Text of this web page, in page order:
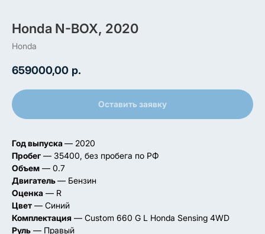
Honda N-BOX, 2020
Honda
659000,00 р.
Оставить заявку
Год выпуска— 2020
Пробег — 35400, без пробега по РФ
Объем — 0.7
Двигатель— Бензин
Оценка — R
Цвет — Синий
Комплектация — Custom 660 G L Honda Sensing 4WD
Руль — Правый